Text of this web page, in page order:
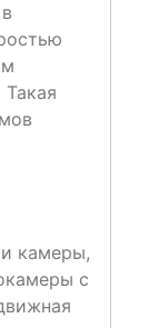
Такая
камеры,
с